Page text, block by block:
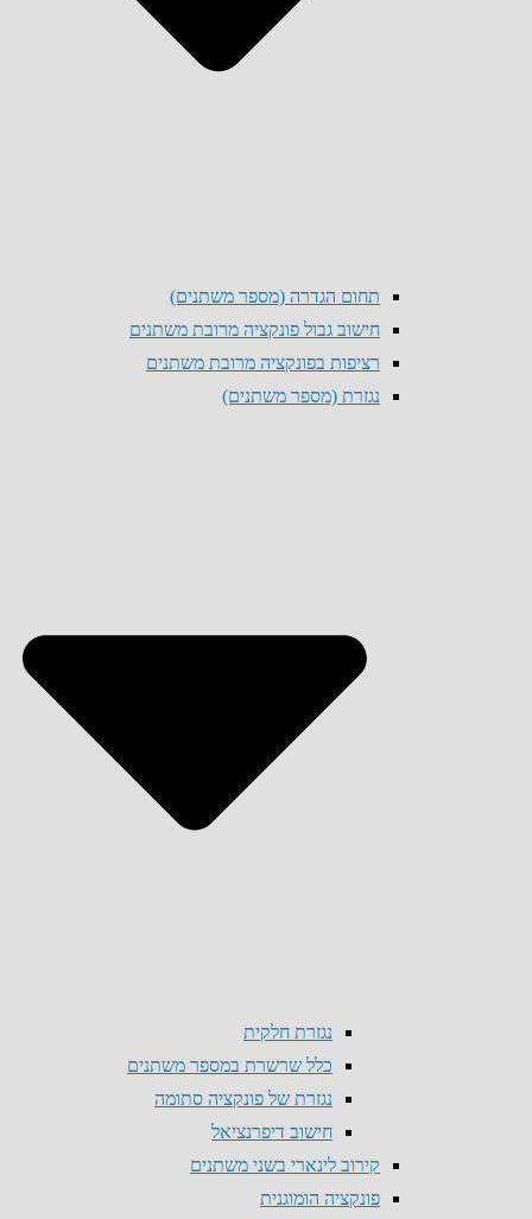
תחום הגדרה (מספר משתנים)
חישוב גבול פונקציה מרובת משתנים
רציפות בפונקציה מרובת משתנים
נגזרת (מספר משתנים)
נגזרת חלקית
כלל שרשרת במספר משתנים
נגזרת של פונקציה סתומה
חישוב דיפרנציאל
קירוב לינארי בשני משתנים
פונקציה הומוגנית